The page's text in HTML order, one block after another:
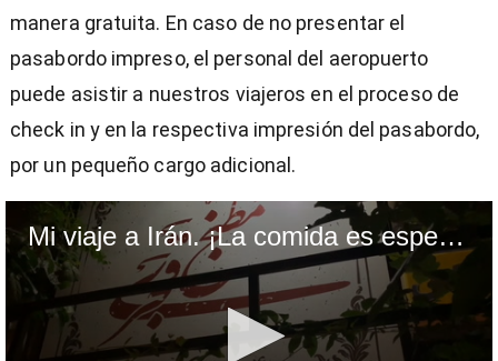
manera gratuita. En caso de no presentar el
pasabordo impreso, el personal del aeropuerto
puede asistir a nuestros viajeros en el proceso de
check in y en la respectiva impresión del pasabordo,
por un pequeño cargo adicional.
Mi viaje a Irán. ¡La comida es espectacular!